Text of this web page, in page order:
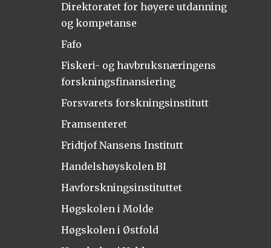
Direktoratet for høyere utdanning
og kompetanse
Fafo
Fiskeri- og havbruksnæringens
forskningsfinansiering
Forsvarets forskningsinstitutt
Framsenteret
Fridtjof Nansens Institutt
Handelshøyskolen BI
Havforskningsinstituttet
Høgskolen i Molde
Høgskolen i Østfold